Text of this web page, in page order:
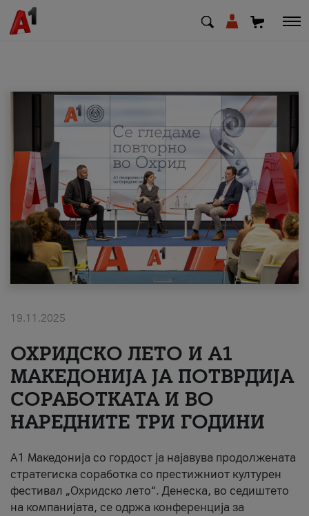
МК SQ
Приватни Деловни
Поддршка
Надополни кредит
#ПодобарОнлајн
19.11.2025
ОХРИДСКО ЛЕТО И A1
МАКЕДОНИЈА ЈА ПОТВРДИЈА
СОРАБОТКАТА И ВО
НАРЕДНИТЕ ТРИ ГОДИНИ
A1 Македонија со гордост ја најавува продолжената
стратегиска соработка со престижниот културен
фестивал „Охридско лето“. Денеска, во седиштето
на компанијата, се одржа конференција за